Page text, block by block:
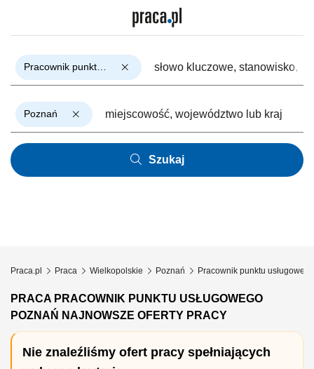
Poznań
Szukaj
Praca.pl Praca Wielkopolskie Poznań Pracownik punktu usługowego
PRACA PRACOWNIK PUNKTU USŁUGOWEGO
POZNAŃ NAJNOWSZE OFERTY PRACY
Nie znaleźliśmy ofert pracy spełniających